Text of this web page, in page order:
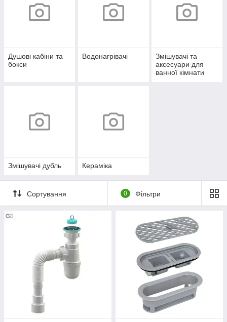
Душові кабіни та
бокси
Водонагрівачі
Змішувачі та
аксесуари для
ванної кімнати
Змішувачі дубль Кераміка
Сортування 0 Фільтри